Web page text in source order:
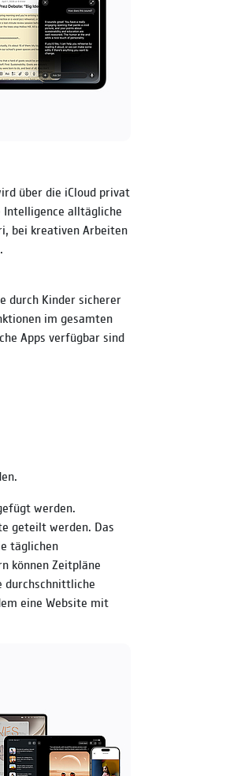
über die iCloud privat
Intelligence alltägliche
bei kreativen Arbeiten
durch Kinder sicherer
im gesamten
Apps verfügbar sind
werden.
geteilt werden. Das
täglichen
können Zeitpläne
durchschnittliche
eine Website mit